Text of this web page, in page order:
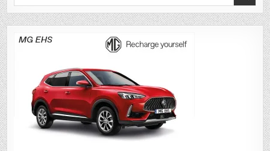
for: